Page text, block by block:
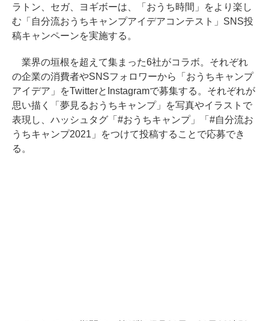
ラトン、セガ、ヨギボーは、「おうち時間」をより楽し
む「自分流おうちキャンプアイデアコンテスト」SNS投
稿キャンペーンを実施する。
業界の垣根を超えて集まった6社がコラボ。それぞれ
の企業の消費者やSNSフォロワーから「おうちキャンプ
アイデア」をTwitterとInstagramで募集する。それぞれが
思い描く「夢見るおうちキャンプ」を写真やイラストで
表現し、ハッシュタグ「#おうちキャンプ」「#自分流お
うちキャンプ2021」をつけて投稿することで応募でき
る。